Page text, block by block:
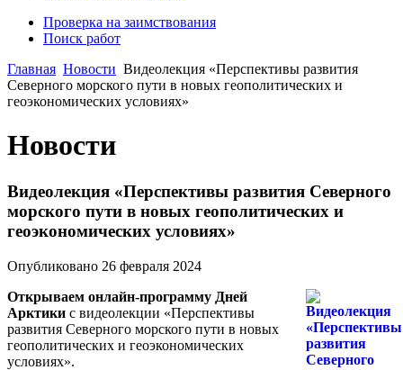
Проверка на заимствования
Поиск работ
Главная Новости Видеолекция «Перспективы развития
Северного морского пути в новых геополитических и
геоэкономических условиях»
Новости
Видеолекция «Перспективы развития Северного
морского пути в новых геополитических и
геоэкономических условиях»
Опубликовано 26 февраля 2024
Открываем онлайн-программу Дней
Арктики с видеолекции «Перспективы
развития Северного морского пути в новых
геополитических и геоэкономических
условиях».